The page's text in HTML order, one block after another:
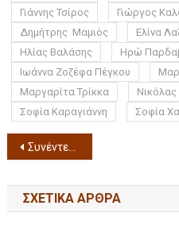
Γιάννης Τσίρος
Γιώργος
Δημήτρης Μαμιός
Ελίνα
Ηλίας Βαλάσης
Ηρώ
Ιωάννα Ζοζέφα Πέγκου
Μαργαρίτα Τρίκκα
Νικόλας
Σοφία Καραγιάννη
Σοφία
Συνέντευξη τύπου για την «Λατρευτική Εβδομάδα 2026» στο Δήμο Θεσσαλονίκης 27.03 με 04.04.2026 (Δείτε το video)
ΣΧΕΤΙΚΆ ΆΡΘΡΑ